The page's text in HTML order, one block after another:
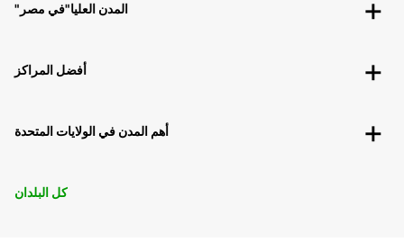
"المدن العليا"في مصر
أفضل المراكز
أهم المدن في الولايات المتحدة
كل البلدان